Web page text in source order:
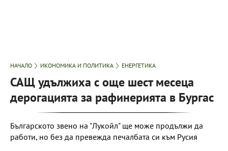
НАЧАЛО ИКОНОМИКА И ПОЛИТИКА ЕНЕРГЕТИКА
САЩ удължиха с още шест месеца
дерогацията за рафинерията в Бургас
Българското звено на "Лукойл" ще може продължи да
работи, но без да превежда печалбата си към Русия